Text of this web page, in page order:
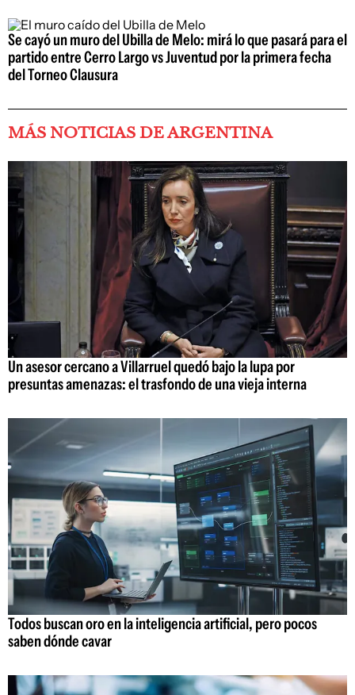
Se cayó un muro del Ubilla de Melo: mirá lo que pasará para el
partido entre Cerro Largo vs Juventud por la primera fecha
del Torneo Clausura
MÁS NOTICIAS DE ARGENTINA
Un asesor cercano a Villarruel quedó bajo la lupa por
presuntas amenazas: el trasfondo de una vieja interna
Todos buscan oro en la inteligencia artificial, pero pocos
saben dónde cavar